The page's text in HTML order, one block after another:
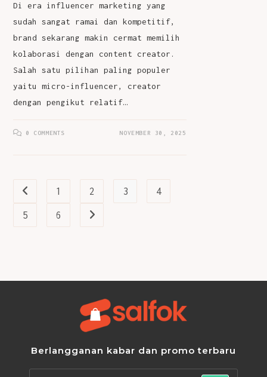
Di era influencer marketing yang
sudah sangat ramai dan kompetitif,
brand sekarang makin cermat memilih
kolaborasi dengan content creator.
Salah satu pilihan paling populer
yaitu micro-influencer, creator
dengan pengikut relatif…
0 COMMENTS NOVEMBER 30, 2025
Go to the previous page
1 2 3 4
5 6 Go to the next page
Berlangganan kabar dan promo terbaru